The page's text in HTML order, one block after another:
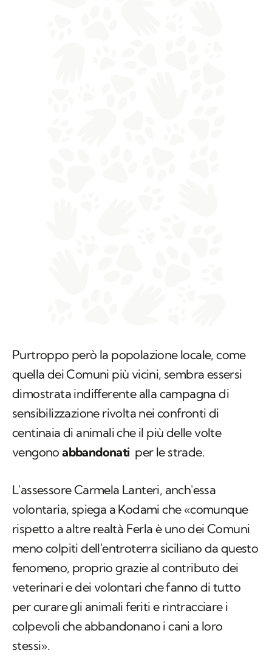
Purtroppo però la popolazione locale, come
quella dei Comuni più vicini, sembra essersi
dimostrata indifferente alla campagna di
sensibilizzazione rivolta nei confronti di
centinaia di animali che il più delle volte
vengonoabbandonati per le strade.
L'assessore Carmela Lanteri, anch'essa
volontaria, spiega a Kodami che «comunque
rispetto a altre realtà Ferla è uno dei Comuni
meno colpiti dell'entroterra siciliano da questo
fenomeno, proprio grazie al contributo dei
veterinari e dei volontari che fanno di tutto
per curare gli animali feriti e rintracciare i
colpevoli che abbandonano i cani a loro
stessi».